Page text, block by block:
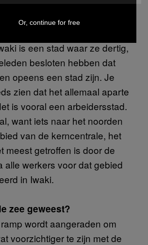
is Iwaki?
kust, in het puntje van
is een stad waar ze dertig,
besloten hebben dat
opeens een stad zijn. Je
zien dat het allemaal aparte
is vooral een arbeidersstad.
want iets naar het noorden
van de kerncentrale, het
meest getroffen is door de
alle werkers voor dat gebied
in Iwaki.
zee geweest?
wordt aangeraden om
voorzichtiger te zijn met de
Or, continue for free